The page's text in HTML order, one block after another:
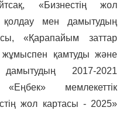
«Бизнестің жол
қолдау мен дамытудың
«Қарапайым заттар
жұмыспен қамтуды және
дамытудың 2017-2021
мемлекеттік
жол картасы - 2025»